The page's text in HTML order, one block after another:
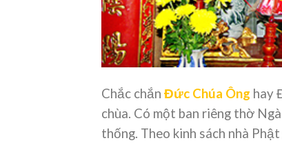
Chắc chắn Đức Chúa Ông hay
chùa. Có một ban riêng thờ
thống. Theo kinh sách nhà